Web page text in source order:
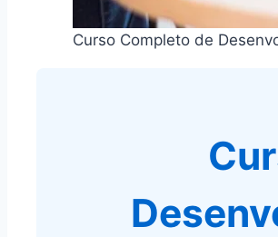
Curso Completo de